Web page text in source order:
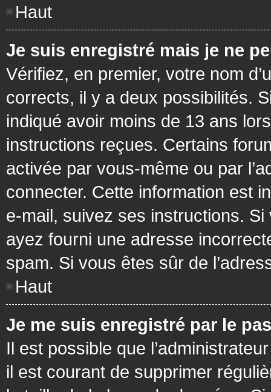
Haut
Je suis enregistré mais je ne
Vérifiez, en premier, votre nom
corrects, il y a deux possibilités.
indiqué avoir moins de 13 ans
instructions reçues. Certains
activée par vous-même ou par
connecter. Cette information est
e-mail, suivez ses instructions. Si
ayez fourni une adresse
spam. Si vous êtes sûr de
Haut
Je me suis enregistré par le
Il est possible que
il est courant de supprimer